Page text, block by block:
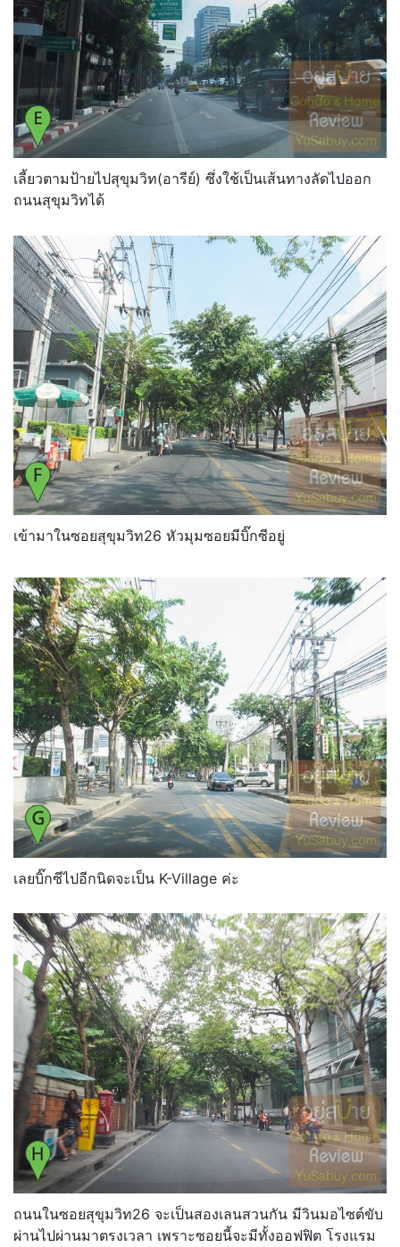
เลี้ยวตามป้ายไปสุขุมวิท(อารีย์) ซึ่งใช้เป็นเส้นทางลัดไปออก
ถนนสุขุมวิทได้
เข้ามาในซอยสุขุมวิท26 หัวมุมซอยมีบิ๊กซีอยู่
เลยบิ๊กซีไปอีกนิดจะเป็น K-Village ค่ะ
ถนนในซอยสุขุมวิท26 จะเป็นสองเลนสวนกัน มีวินมอไซต์ขับ
ผ่านไปผ่านมาตรงเวลา เพราะซอยนี้จะมีทั้งออฟฟิต โรงแรม